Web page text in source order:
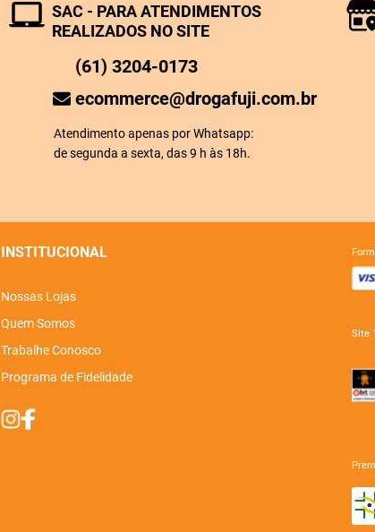
SAC - PARA ATENDIMENTOS
REALIZADOS NO SITE
(61) 3204-0173
ecommerce@drogafuji.com.br
Atendimento apenas por Whatsapp:
de segunda a sexta, das 9 h às 18h.
INSTITUCIONAL
Nossas Lojas
Quem Somos
Trabalhe Conosco
Programa de Fidelidade
site